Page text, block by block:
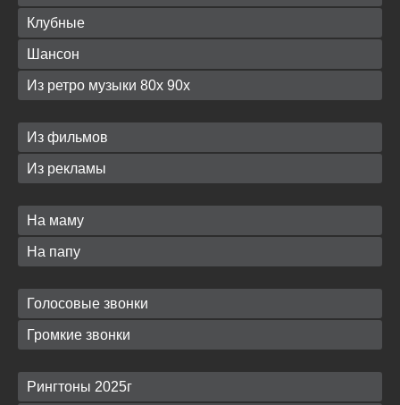
Клубные
Шансон
Из ретро музыки 80х 90х
Из фильмов
Из рекламы
На маму
На папу
Голосовые звонки
Громкие звонки
Рингтоны 2025г